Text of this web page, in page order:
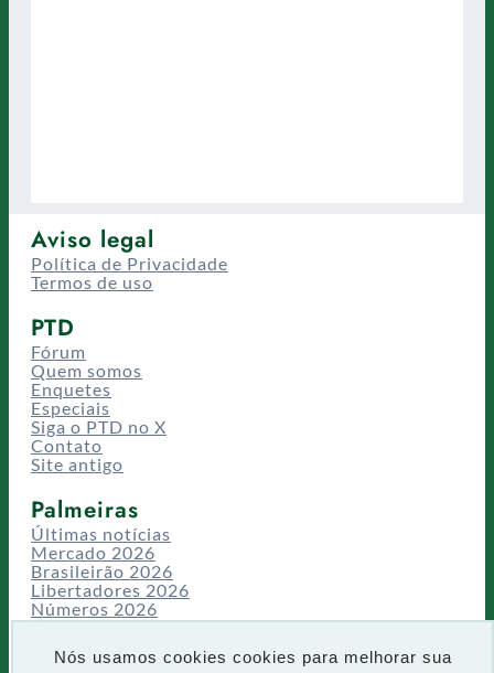
Nós usamos cookies cookies para melhorar sua
Aviso legal
Política de Privacidade
Termos de uso
PTD
Fórum
Quem somos
Enquetes
Especiais
Siga o PTD no X
Contato
Site antigo
Palmeiras
Últimas notícias
Mercado 2026
Brasileirão 2026
Libertadores 2026
Números 2026
Campeonatos
CT/Centro de Excelência